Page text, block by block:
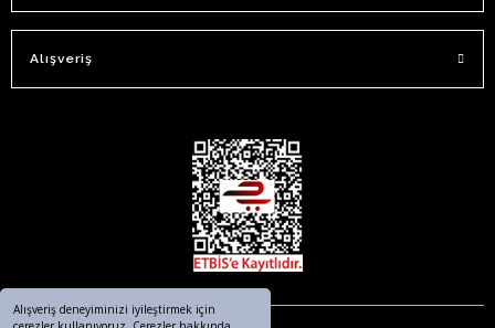
Alışveriş deneyiminizi iyileştirmek için
Alışveriş